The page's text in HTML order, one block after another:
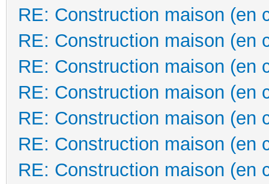
RE: Construction maison (en
RE: Construction maison (en
RE: Construction maison (en
RE: Construction maison (en
RE: Construction maison (en
RE: Construction maison (en
RE: Construction maison (en